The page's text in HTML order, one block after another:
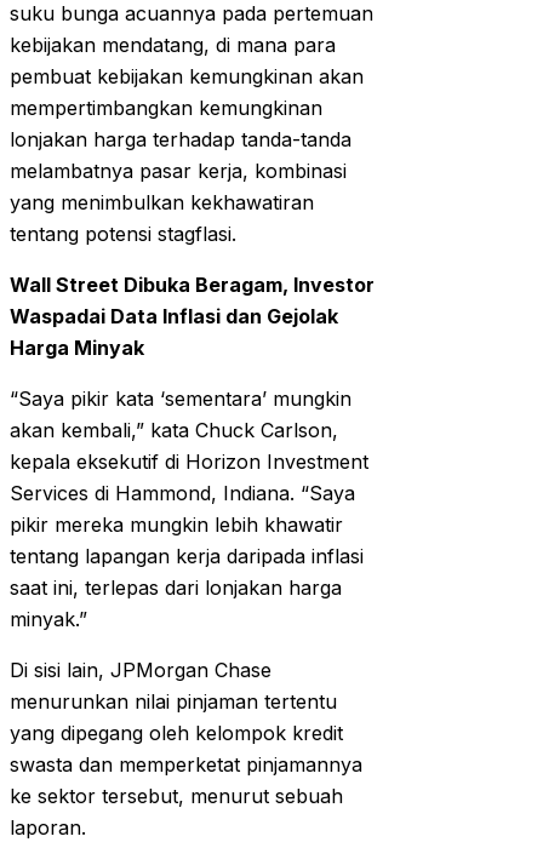
suku bunga acuannya pada pertemuan
kebijakan mendatang, di mana para
pembuat kebijakan kemungkinan akan
mempertimbangkan kemungkinan
lonjakan harga terhadap tanda-tanda
melambatnya pasar kerja, kombinasi
yang menimbulkan kekhawatiran
tentang potensi stagflasi.
Wall Street Dibuka Beragam, Investor
Waspadai Data Inflasi dan Gejolak
Harga Minyak
“Saya pikir kata ‘sementara’ mungkin
akan kembali,” kata Chuck Carlson,
kepala eksekutif di Horizon Investment
Services di Hammond, Indiana. “Saya
pikir mereka mungkin lebih khawatir
tentang lapangan kerja daripada inflasi
saat ini, terlepas dari lonjakan harga
minyak.”
Di sisi lain, JPMorgan Chase
menurunkan nilai pinjaman tertentu
yang dipegang oleh kelompok kredit
swasta dan memperketat pinjamannya
ke sektor tersebut, menurut sebuah
laporan.